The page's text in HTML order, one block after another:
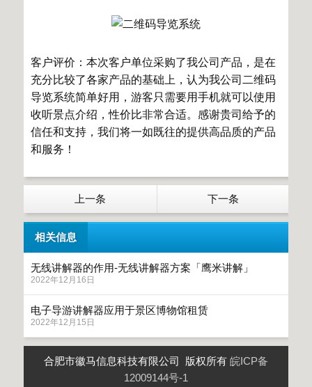
客户评价：本次客户单位采购了我公司产品，是在
充分比较了各家产品的基础上，认为我公司二维码
导览系统简单好用，游客只需要用手机就可以使用
收听景点介绍，性价比非常合适。感谢贵司给予的
信任和支持，我们将一如既往的提供高品质的产品
和服务！
上一条 下一条
相关信息
无线讲解器的作用-无线讲解器方案「鹰米讲解」
2022年12月16日
电子导游讲解器应用于景区博物馆租赁
2022年12月15日
合肥市徽马信息科技有限公司 版权所有 皖ICP备
12009144号-1